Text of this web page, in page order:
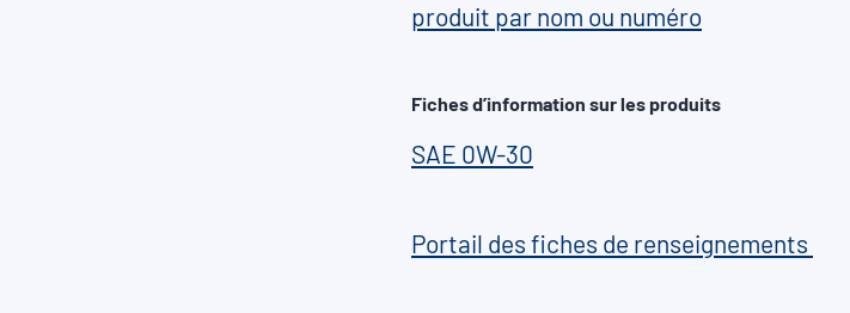
produit par nom ou numéro
Fiches d’information sur les produits
SAE 0W-30
Portail des fiches de renseignements